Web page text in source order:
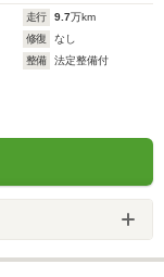
走行 9.7万km
修復
なし
整備
法定整備付